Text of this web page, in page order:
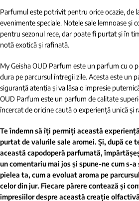
Parfumul este potrivit pentru orice ocazie, de
evenimente speciale. Notele sale lemnoase și
pentru sezonul rece, dar poate fi purtat și în
notă exotică și rafinată.
My Geisha OUD Parfum este un parfum cu o
dura pe parcursul întregii zile. Acesta este un
siguranță atenția și va lăsa o impresie
OUD Parfum este un parfum de calitate
încercat de oricine caută o experiență unică și
Te îndemn să îți permiți această
purtat de valurile sale aromei. Și, după ce
această capodoperă parfumată,
un comentariu mai jos și spune-ne cum s-
pielea ta, cum a evoluat aroma pe
celor din jur. Fiecare părere contează și
impresiilor despre această creație